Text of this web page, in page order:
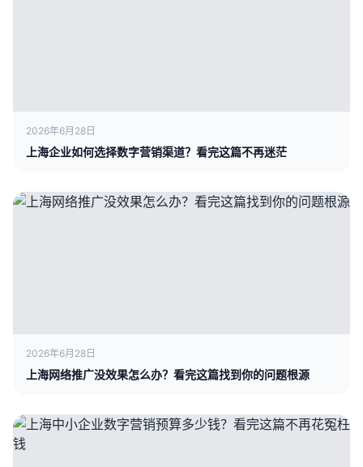
2026年6月28日
上海企业如何选择数字营销渠道？看完这篇不再迷茫
2026年6月28日
上海网络推广没效果怎么办？看完这篇找到你的问题根源